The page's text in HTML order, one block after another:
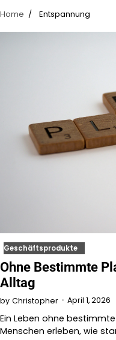
Home Entspannung
Geschäftsprodukte
Ohne Bestimmte
Alltag
by Christopher April 1, 2026
Ein Leben ohne
Menschen erleben, wie